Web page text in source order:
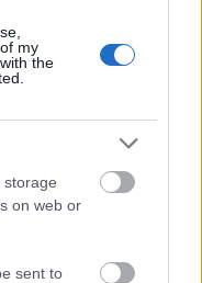
my
the
storage
on web or
sent to
csapata az eddigi
bele: meg kell
...